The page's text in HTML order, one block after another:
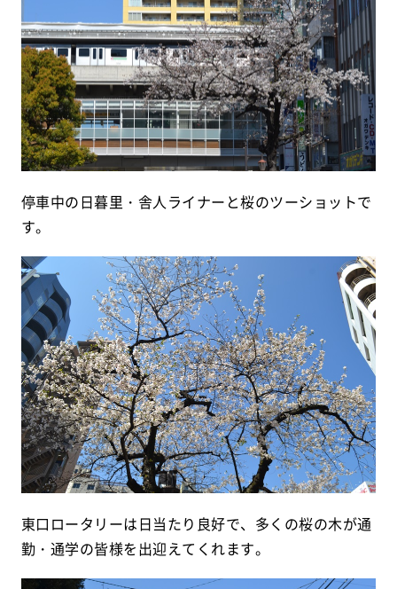
停車中の日暮里・舎人ライナーと桜のツーショットで
す。
東口ロータリーは日当たり良好で、多くの桜の木が通
勤・通学の皆様を出迎えてくれます。